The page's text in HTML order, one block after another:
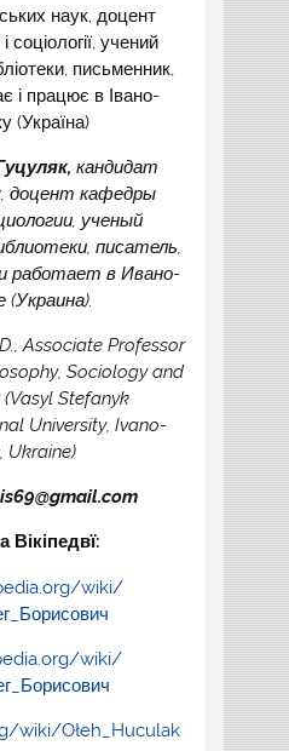
наук, доцент
соціології, учений
письменник,
і працює в Івано-
(Україна)
кандидат
доцент кафедры
ученый
писатель,
работает в Ивано-
(Украина).
Associate Professor
Sociology and
Stefanyk
University, Ivano-
Ukraine)
Вікіпедвї:
wiki/
wiki/
wiki/Ołeh_Huculak